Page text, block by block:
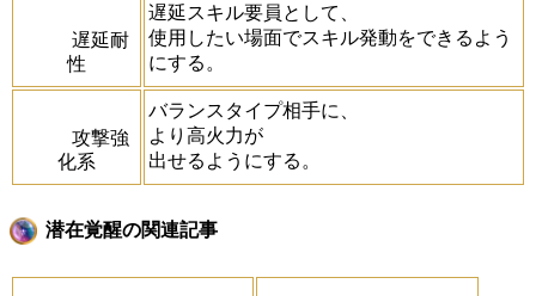
遅延耐
性
遅延スキル要員として、
使用したい場面でスキル発動をできるよう
にする。
攻撃強
化系
バランスタイプ相手に、
より高火力が
出せるようにする。
潜在覚醒の関連記事